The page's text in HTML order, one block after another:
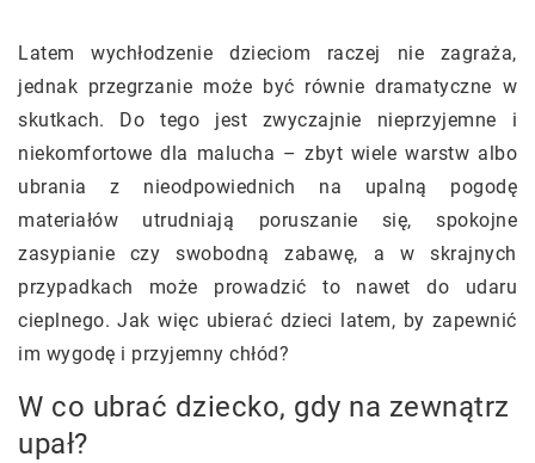
Latem wychłodzenie dzieciom raczej nie zagraża,
jednak przegrzanie może być równie dramatyczne w
skutkach. Do tego jest zwyczajnie nieprzyjemne i
niekomfortowe dla malucha – zbyt wiele warstw albo
ubrania z nieodpowiednich na upalną pogodę
materiałów utrudniają poruszanie się, spokojne
zasypianie czy swobodną zabawę, a w skrajnych
przypadkach może prowadzić to nawet do udaru
cieplnego. Jak więc ubierać dzieci latem, by zapewnić
im wygodę i przyjemny chłód?
W co ubrać dziecko, gdy na zewnątrz
upał?